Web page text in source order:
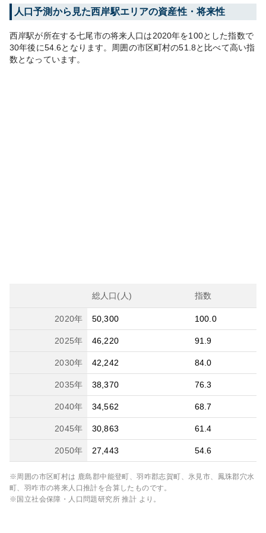
人口予測から見た西岸駅エリアの資産性・将来性
西岸駅が所在する七尾市の将来人口は2020年を100とした指数で
30年後に54.6となります。 周囲の市区町村の51.8と比べて高い指
数となっています。
総人口(人) 指数
2020年 50,300 100.0
2025年 46,220 91.9
2030年 42,242 84.0
2035年 38,370 76.3
2040年 34,562 68.7
2045年 30,863 61.4
2050年 27,443 54.6
※周囲の市区町村は 鹿島郡中能登町、羽咋郡志賀町、氷見市、鳳珠郡穴水
町、羽咋市の将来人口推計を合算したものです。
※国立社会保障・人口問題研究所 推計 より。